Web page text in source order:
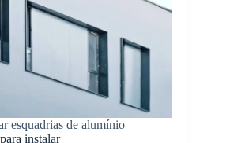
esquadrias de alumínio
instalar